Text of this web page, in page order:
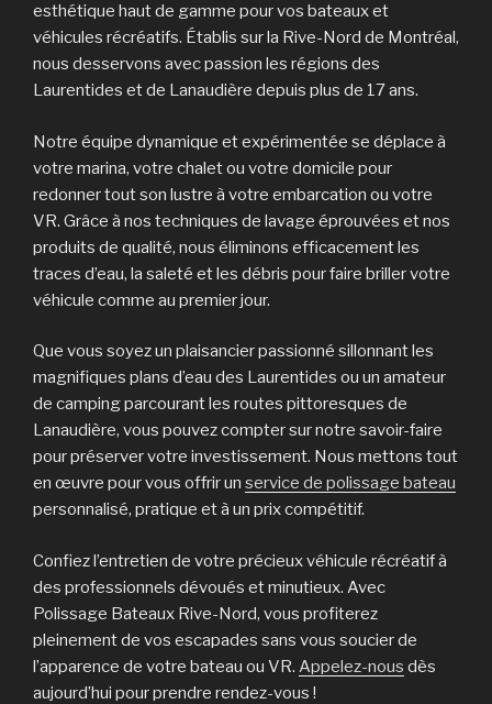
esthétique haut de gamme pour vos bateaux et
véhicules récréatifs. Établis sur la Rive-Nord de Montréal,
nous desservons avec passion les régions des
Laurentides et de Lanaudière depuis plus de 17 ans.
Notre équipe dynamique et expérimentée se déplace à
votre marina, votre chalet ou votre domicile pour
redonner tout son lustre à votre embarcation ou votre
VR. Grâce à nos techniques de lavage éprouvées et nos
produits de qualité, nous éliminons efficacement les
traces d’eau, la saleté et les débris pour faire briller votre
véhicule comme au premier jour.
Que vous soyez un plaisancier passionné sillonnant les
magnifiques plans d’eau des Laurentides ou un amateur
de camping parcourant les routes pittoresques de
Lanaudière, vous pouvez compter sur notre savoir-faire
pour préserver votre investissement. Nous mettons tout
en œuvre pour vous offrir un service de polissage bateau
personnalisé, pratique et à un prix compétitif.
Confiez l’entretien de votre précieux véhicule récréatif à
des professionnels dévoués et minutieux. Avec
Polissage Bateaux Rive-Nord, vous profiterez
pleinement de vos escapades sans vous soucier de
l’apparence de votre bateau ou VR. Appelez-nous dès
aujourd’hui pour prendre rendez-vous !